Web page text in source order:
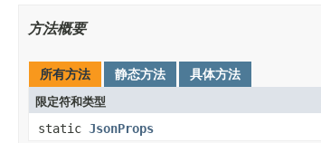
方法概要
所有方法 静态方法 具体方法
限定符和类型
static JsonProps